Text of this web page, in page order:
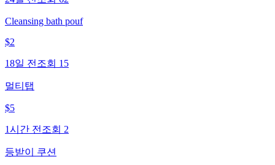
Cleansing bath pouf
$2
18일 전 조회 15
멀티탭
$5
1시간 전 조회 2
등받이 쿠션